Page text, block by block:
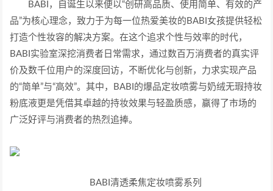
BABI，自诞生以来便以“创研高品质、使用简单、有效的产
品”为核心理念，致力于为每一位热爱美妆的BABI女孩提供轻松
打造个性妆容的解决方案。在这个追求个性与效率的时代，
BABI实验室深挖消费者日常需求，通过数百万消费者的真实评
价及数千位用户的深度回访，不断优化与创新，力求实现产品
的“简单”与“高效”。其中，BABI的爆品定妆喷雾与奶绒无瑕持妆
粉底液更是凭借其卓越的持妆效果与轻盈质感，赢得了市场的
广泛好评与消费者的热烈追捧。
BABI清透柔焦定妆喷雾系列